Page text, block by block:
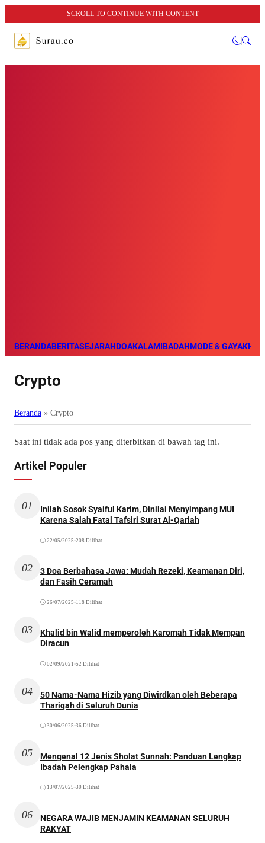
SCROLL TO CONTINUE WITH CONTENT
BERANDABERITASEJARAHDOAKALAMIBADAHMODE & GAYA
Crypto
Beranda » Crypto
Saat ini tidak ada pos yang diterbitkan di bawah tag ini.
Artikel Populer
01
Inilah Sosok Syaiful Karim, Dinilai Menyimpang MUI
Karena Salah Fatal Tafsiri Surat Al-Qariah
22/05/2025 •208 Dilihat
02
3 Doa Berbahasa Jawa: Mudah Rezeki, Keamanan Diri,
dan Fasih Ceramah
26/07/2025 •118 Dilihat
03
Khalid bin Walid memperoleh Karomah Tidak Mempan
Diracun
02/09/2021 •52 Dilihat
04
50 Nama-Nama Hizib yang Diwirdkan oleh Beberapa
Thariqah di Seluruh Dunia
30/06/2025 •36 Dilihat
05
Mengenal 12 Jenis Sholat Sunnah: Panduan Lengkap
Ibadah Pelengkap Pahala
13/07/2025 •30 Dilihat
06
NEGARA WAJIB MENJAMIN KEAMANAN SELURUH
RAKYAT